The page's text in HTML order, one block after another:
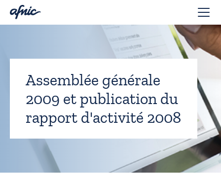
Assemblée générale
2009 et publication du
rapport d'activité 2008
Panneau de gestion des cookies